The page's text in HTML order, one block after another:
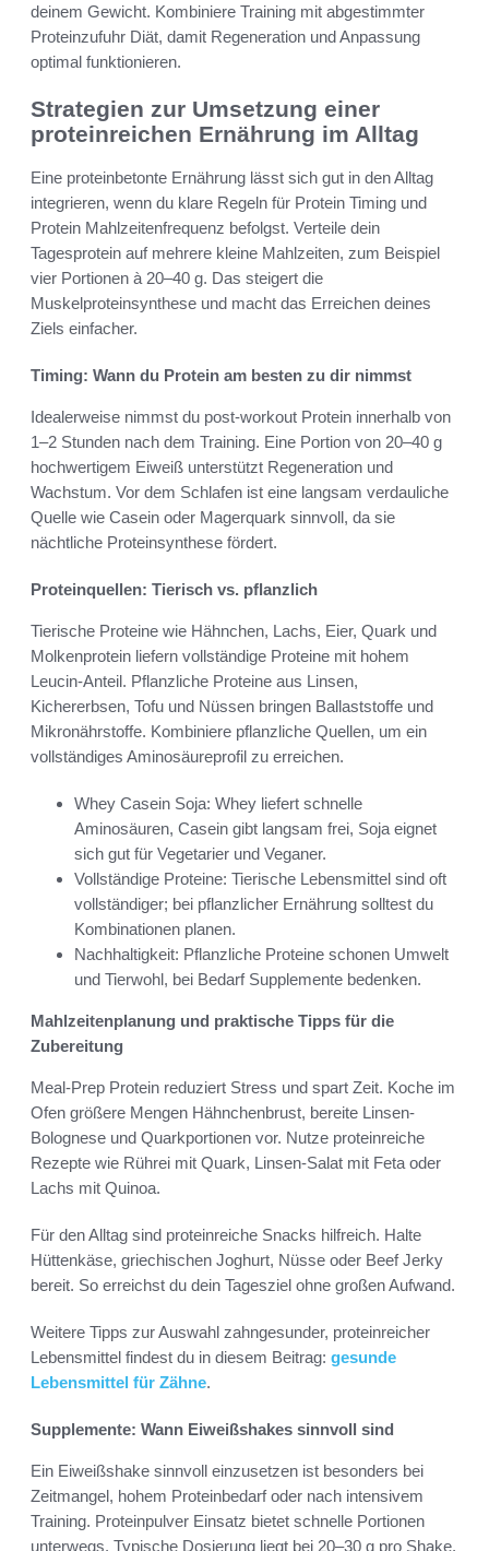
deinem Gewicht. Kombiniere Training mit abgestimmter
Proteinzufuhr Diät, damit Regeneration und Anpassung
optimal funktionieren.
Strategien zur Umsetzung einer
proteinreichen Ernährung im Alltag
Eine proteinbetonte Ernährung lässt sich gut in den Alltag
integrieren, wenn du klare Regeln für Protein Timing und
Protein Mahlzeitenfrequenz befolgst. Verteile dein
Tagesprotein auf mehrere kleine Mahlzeiten, zum Beispiel
vier Portionen à 20–40 g. Das steigert die
Muskelproteinsynthese und macht das Erreichen deines
Ziels einfacher.
Timing: Wann du Protein am besten zu dir nimmst
Idealerweise nimmst du post-workout Protein innerhalb von
1–2 Stunden nach dem Training. Eine Portion von 20–40 g
hochwertigem Eiweiß unterstützt Regeneration und
Wachstum. Vor dem Schlafen ist eine langsam verdauliche
Quelle wie Casein oder Magerquark sinnvoll, da sie
nächtliche Proteinsynthese fördert.
Proteinquellen: Tierisch vs. pflanzlich
Tierische Proteine wie Hähnchen, Lachs, Eier, Quark und
Molkenprotein liefern vollständige Proteine mit hohem
Leucin-Anteil. Pflanzliche Proteine aus Linsen,
Kichererbsen, Tofu und Nüssen bringen Ballaststoffe und
Mikronährstoffe. Kombiniere pflanzliche Quellen, um ein
vollständiges Aminosäureprofil zu erreichen.
Whey Casein Soja: Whey liefert schnelle
Aminosäuren, Casein gibt langsam frei, Soja eignet
sich gut für Vegetarier und Veganer.
Vollständige Proteine: Tierische Lebensmittel sind oft
vollständiger; bei pflanzlicher Ernährung solltest du
Kombinationen planen.
Nachhaltigkeit: Pflanzliche Proteine schonen Umwelt
und Tierwohl, bei Bedarf Supplemente bedenken.
Mahlzeitenplanung und praktische Tipps für die
Zubereitung
Meal-Prep Protein reduziert Stress und spart Zeit. Koche im
Ofen größere Mengen Hähnchenbrust, bereite Linsen-
Bolognese und Quarkportionen vor. Nutze proteinreiche
Rezepte wie Rührei mit Quark, Linsen-Salat mit Feta oder
Lachs mit Quinoa.
Für den Alltag sind proteinreiche Snacks hilfreich. Halte
Hüttenkäse, griechischen Joghurt, Nüsse oder Beef Jerky
bereit. So erreichst du dein Tagesziel ohne großen Aufwand.
Weitere Tipps zur Auswahl zahngesunder, proteinreicher
Lebensmittel findest du in diesem Beitrag: gesunde
Lebensmittel für Zähne.
Supplemente: Wann Eiweißshakes sinnvoll sind
Ein Eiweißshake sinnvoll einzusetzen ist besonders bei
Zeitmangel, hohem Proteinbedarf oder nach intensivem
Training. Proteinpulver Einsatz bietet schnelle Portionen
unterwegs. Typische Dosierung liegt bei 20–30 g pro Shake.